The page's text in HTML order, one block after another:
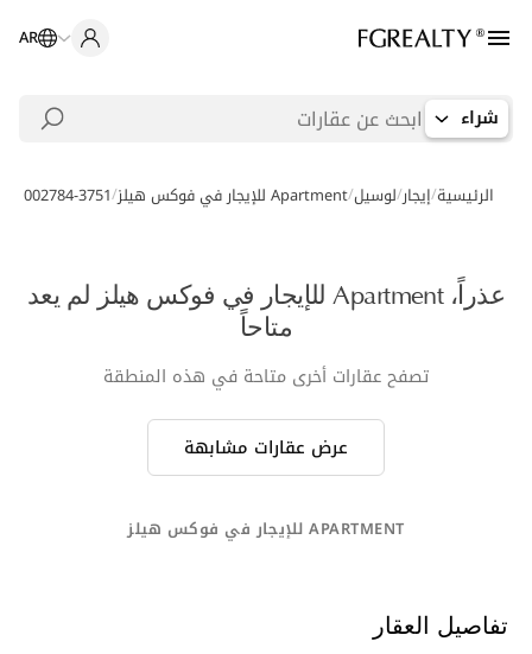
AR
شراء
الرئيسية/إيجار/لوسيل/Apartment للإيجار في فوكس هيلز /
AS-002784-3751
عذراً، Apartment للإيجار في فوكس هيلز لم يعد
متاحاً
تصفح عقارات أخرى متاحة في هذه المنطقة
عرض عقارات مشابهة
APARTMENT للإيجار في فوكس هيلز
تفاصيل العقار